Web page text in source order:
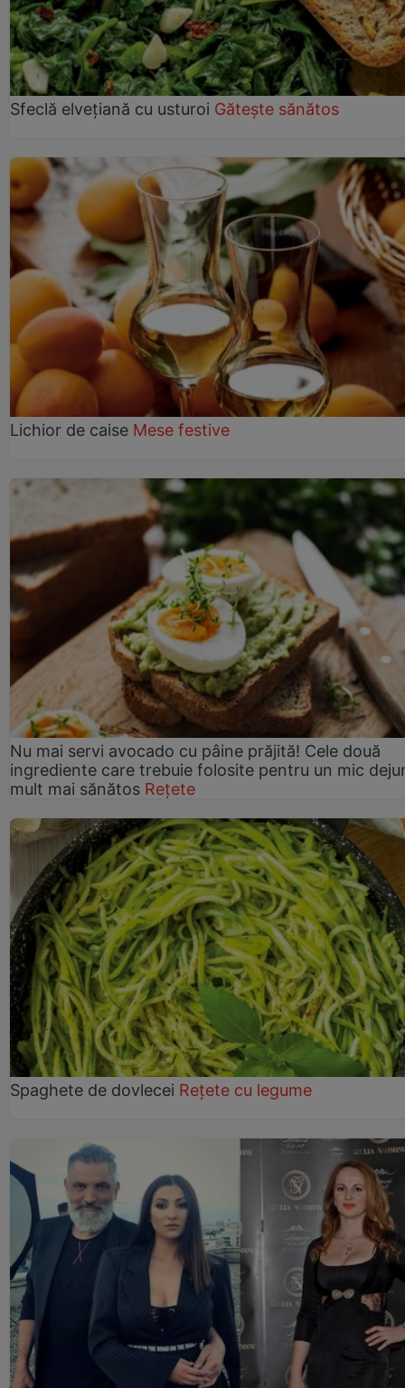
Sfeclă elvețiană cu usturoi Gătește sănătos
Lichior de caise Mese festive
Nu mai servi avocado cu pâine prăjită! Cele două
ingrediente care trebuie folosite pentru un mic
mult mai sănătos Rețete
Spaghete de dovlecei Rețete cu legume